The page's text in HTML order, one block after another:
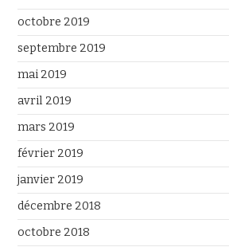
octobre 2019
septembre 2019
mai 2019
avril 2019
mars 2019
février 2019
janvier 2019
décembre 2018
octobre 2018